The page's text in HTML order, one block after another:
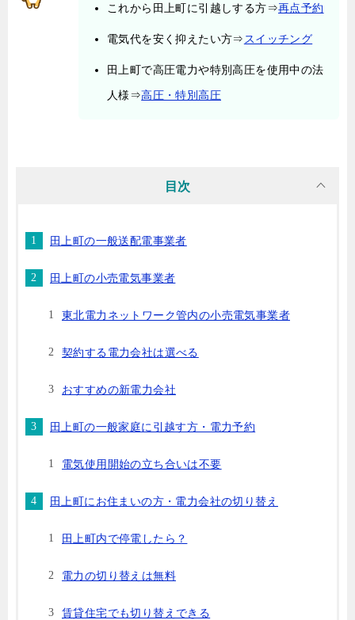
これから田上町に引越しする方⇒再点予約
電気代を安く抑えたい方⇒ スイッチング
田上町で高圧電力や特別高圧を使用中の法
人様⇒高圧・特別高圧
目次
田上町の一般送配電事業者
田上町の小売電気事業者
東北電力ネットワーク管内の小売電気事業者
契約する電力会社は選べる
おすすめの新電力会社
田上町の一般家庭に引越す方・電力予約
電気使用開始の立ち合いは不要
田上町にお住まいの方・電力会社の切り替え
田上町内で停電したら？
電力の切り替えは無料
賃貸住宅でも切り替えできる